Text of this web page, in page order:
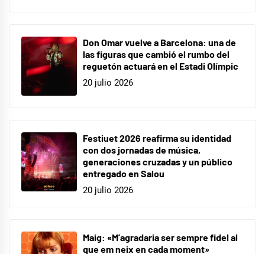
Don Omar vuelve a Barcelona: una de
las figuras que cambió el rumbo del
reguetón actuará en el Estadi Olímpic
20 julio 2026
Festiuet 2026 reafirma su identidad
con dos jornadas de música,
generaciones cruzadas y un público
entregado en Salou
20 julio 2026
Maig: «M’agradaria ser sempre fidel al
que em neix en cada moment»